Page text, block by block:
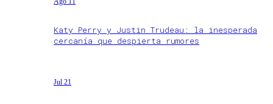
Katy Perry y Justin Trudeau: la inesperada
cercanía que despierta rumores
Jul 21